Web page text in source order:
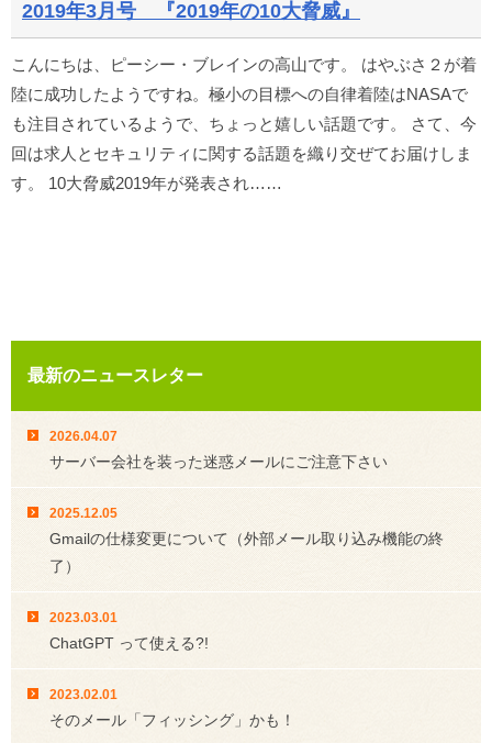
2019年3月号 『2019年の10大脅威』
こんにちは、ピーシー・ブレインの高山です。 はやぶさ２が着
陸に成功したようですね。極小の目標への自律着陸はNASAで
も注目されているようで、ちょっと嬉しい話題です。 さて、今
回は求人とセキュリティに関する話題を織り交ぜてお届けしま
す。 10大脅威2019年が発表され……
最新のニュースレター
2026.04.07
サーバー会社を装った迷惑メールにご注意下さい
2025.12.05
Gmailの仕様変更について（外部メール取り込み機能の終
了）
2023.03.01
ChatGPT って使える?!
2023.02.01
そのメール「フィッシング」かも！